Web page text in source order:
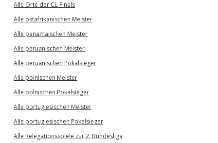
Alle Orte der CL-Finals
Alle ostafrikanischen Meister
Alle panamaischen Meister
Alle peruanischen Meister
Alle peruanischen Pokalsieger
Alle polnischen Meister
Alle polnischen Pokalsieger
Alle portugiesischen Meister
Alle portugiesischen Pokalsieger
Alle Relegationsspiele zur 2. Bundesliga